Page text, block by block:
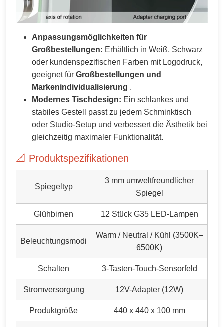
Anpassungsmöglichkeiten für
Großbestellungen: Erhältlich in Weiß, Schwarz
oder kundenspezifischen Farben mit Logodruck,
geeignet für Großbestellungen und
Markenindividualisierung .
Modernes Tischdesign: Ein schlankes und
stabiles Gestell passt zu jedem Schminktisch
oder Studio-Setup und verbessert die Ästhetik bei
gleichzeitig maximaler Funktionalität.
📐 Produktspezifikationen
Spiegeltyp
3 mm umweltfreundlicher
Spiegel
Glühbirnen 12 Stück G35 LED-Lampen
Beleuchtungsmodi
Warm / Neutral / Kühl (3500K–
6500K)
Schalten 3-Tasten-Touch-Sensorfeld
Stromversorgung 12V-Adapter (12W)
Produktgröße 440 x 440 x 100 mm